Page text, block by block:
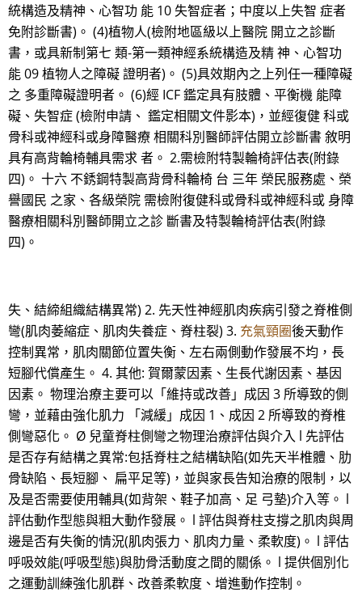
統構造及精神、心智功 能 10 失智症者；中度以上失智 症者
免附診斷書)。 (4)植物人(檢附地區級以上醫院 開立之診斷
書，或具新制第七 類-第一類神經系統構造及精 神、心智功
能 09 植物人之障礙 證明者)。 (5)具效期內之上列任一種障礙
之 多重障礙證明者。 (6)經 ICF 鑑定具有肢體、平衡機 能障
礙、失智症 (檢附申請、 鑑定相關文件影本)，並經復健 科或
骨科或神經科或身障醫療 相關科別醫師評估開立診斷書 敘明
具有高背輪椅輔具需求 者。 2.需檢附特製輪椅評估表(附錄
四)。 十六 不銹鋼特製高背骨科輪椅 台 三年 榮民服務處、榮
譽國民 之家、各級榮院 需檢附復健科或骨科或神經科或 身障
醫療相關科別醫師開立之診 斷書及特製輪椅評估表(附錄
四)。
失、結締組織結構異常) 2. 先天性神經肌肉疾病引發之脊椎側
彎(肌肉萎縮症、肌肉失養症、脊柱裂) 3. 充氣頸圈後天動作
控制異常，肌肉關節位置失衡、左右兩側動作發展不均，長
短腳代償產生。 4. 其他: 賀爾蒙因素、生長代謝因素、基因
因素。 物理治療主要可以「維持或改善」成因 3 所導致的側
彎，並藉由強化肌力 「減緩」成因 1、成因 2 所導致的脊椎
側彎惡化。 Ø 兒童脊柱側彎之物理治療評估與介入 l 先評估
是否存有結構之異常:包括脊柱之結構缺陷(如先天半椎體、肋
骨缺陷、長短腳、 扁平足等)，並與家長告知治療的限制，以
及是否需要使用輔具(如背架、鞋子加高、足 弓墊)介入等。 l
評估動作型態與粗大動作發展。 l 評估與脊柱支撐之肌肉與周
邊是否有失衡的情況(肌肉張力、肌肉力量、柔軟度)。 l 評估
呼吸效能(呼吸型態)與肋骨活動度之間的關係。 l 提供個別化
之運動訓練強化肌群、改善柔軟度、增進動作控制。